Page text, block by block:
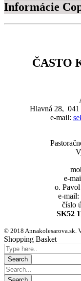
Informácie
ČASTO
Hlavná 28, 041
e-mail:
e-
o.
e-mail:
číslo
SK52
© 2018 Annakolesarova.sk.
Shopping Basket